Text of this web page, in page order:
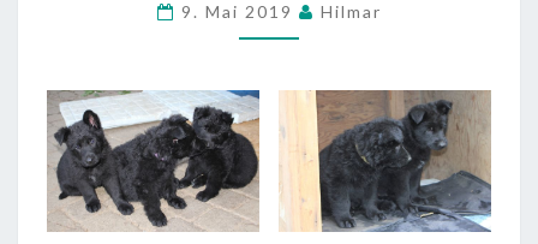
WOCHEN
9. Mai 2019 Hilmar